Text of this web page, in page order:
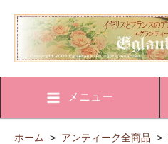
メニュー
ホーム > アンティーク全商品 >